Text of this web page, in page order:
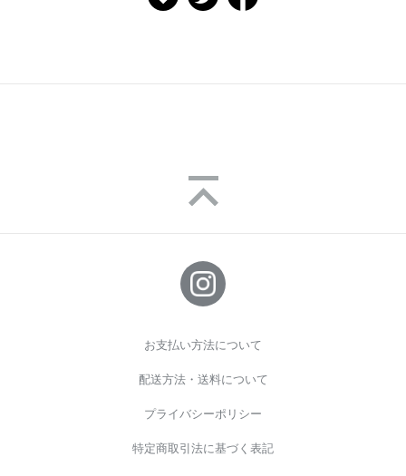
お支払い方法について
配送方法・送料について
プライバシーポリシー
特定商取引法に基づく表記